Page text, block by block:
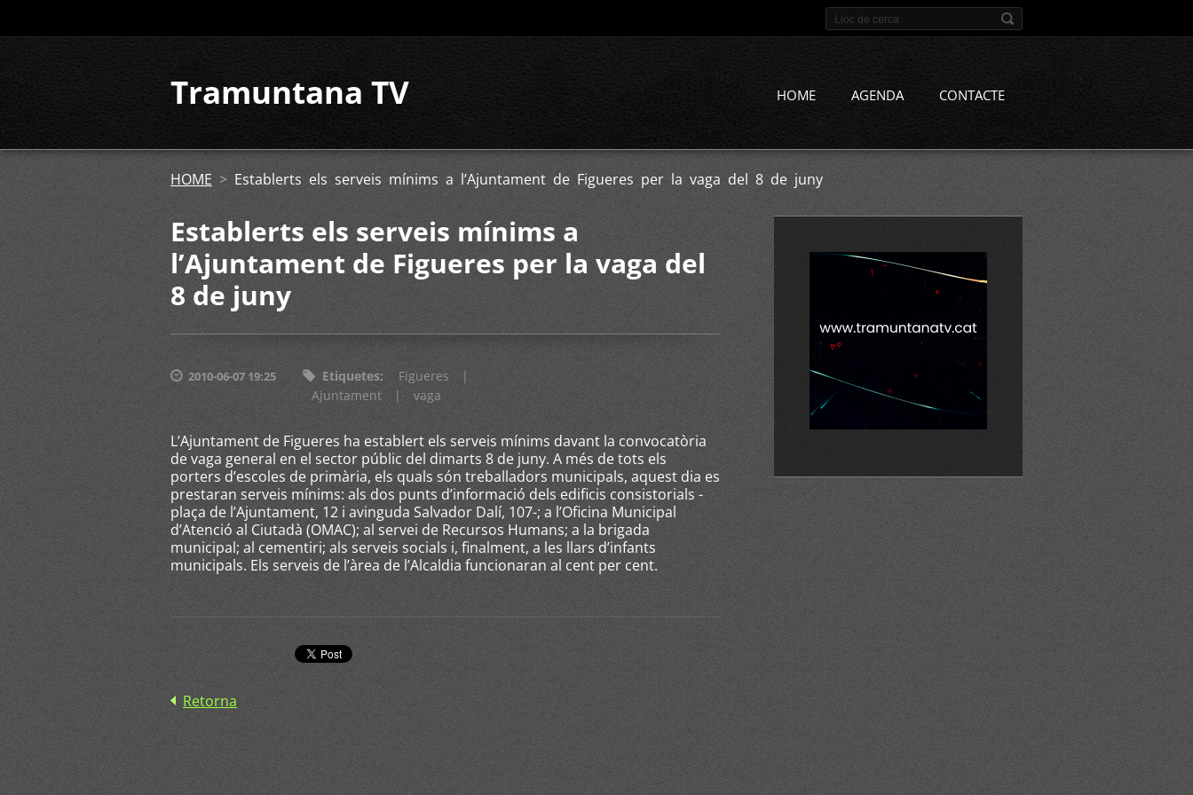
Tramuntana TV HOME AGENDA CONTACTE
HOME > Establerts els serveis mínims a l’Ajuntament de Figueres per la vaga del 8 de juny
Establerts els serveis mínims a
l’Ajuntament de Figueres per la vaga del
8 de juny
2010-06-07 19:25 Etiquetes: Figueres
|
Ajuntament
| vaga
L’Ajuntament de Figueres ha establert els serveis mínims davant la convocatòria
de vaga general en el sector públic del dimarts 8 de juny. A més de tots els
porters d’escoles de primària, els quals són treballadors municipals, aquest dia es
prestaran serveis mínims: als dos punts d’informació dels edificis consistorials -
plaça de l’Ajuntament, 12 i avinguda Salvador Dalí, 107-; a l’Oficina Municipal
d’Atenció al Ciutadà (OMAC); al servei de Recursos Humans; a la brigada
municipal; al cementiri; als serveis socials i, finalment, a les llars d’infants
municipals. Els serveis de l’àrea de l’Alcaldia funcionaran al cent per cent.
Retorna